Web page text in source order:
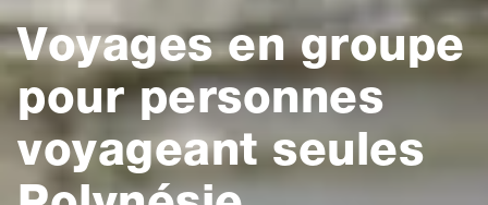
Voyages en groupe
pour personnes
voyageant seules